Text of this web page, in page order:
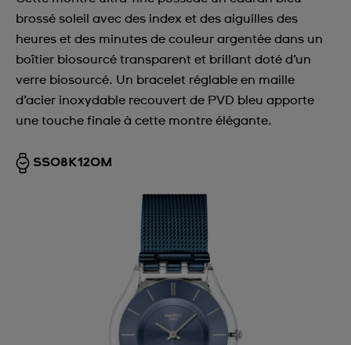
brossé soleil avec des index et des aiguilles des
heures et des minutes de couleur argentée dans un
boîtier biosourcé transparent et brillant doté d’un
verre biosourcé. Un bracelet réglable en maille
d’acier inoxydable recouvert de PVD bleu apporte
une touche finale à cette montre élégante.
SS08K120M